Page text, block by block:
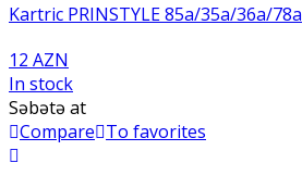
Kartric PRINSTYLE 85a/35a/36a/78a
12 AZN
In stock
Səbətə at
Compare To favorites